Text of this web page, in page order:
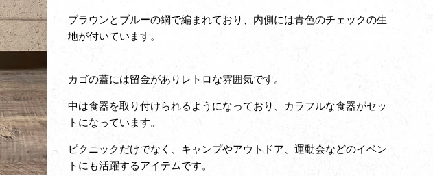
ブラウンとブルーの網で編まれており、 内側には青色のチェックの生
地が付いています。
カゴの蓋には留金がありレトロな雰囲気です。
中は食器を取り付けられるようになっており、カラフルな食器がセッ
トになっています。
ピクニックだけでなく、キャンプやアウトドア、運動会などのイベン
トにも活躍するアイテムです。